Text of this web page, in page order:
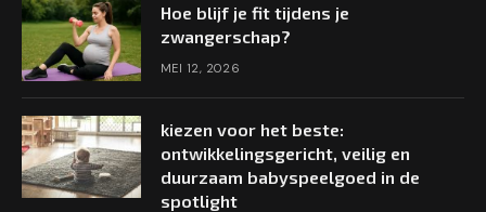
Hoe blijf je fit tijdens je
zwangerschap?
MEI 12, 2026
kiezen voor het beste:
ontwikkelingsgericht, veilig en
duurzaam babyspeelgoed in de
spotlight